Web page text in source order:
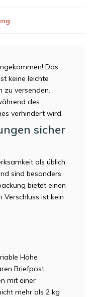
Das
keine leichte
zu versenden.
des
verhindert wird.
sicher
als üblich.
sind besonders
bietet einen
Verschluss ist kein
Höhe
Briefpost
mit einer
mehr als 2 kg